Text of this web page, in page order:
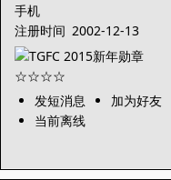
手机
注册时间 2002-12-13
发短消息
加为好友
当前离线